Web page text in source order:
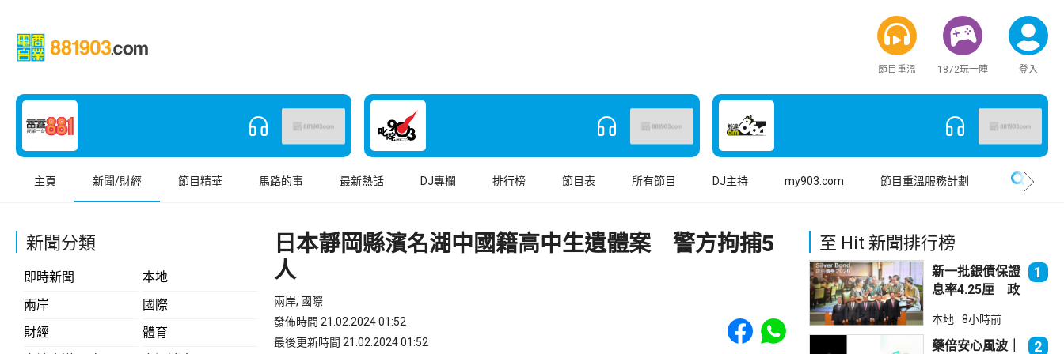
節目重溫 1872玩一陣 登入
主頁 新聞/財經 節目精華 馬路的事 最新熱話 DJ專欄 排行榜 節目表 所有節目 DJ主持 my903.com 節目重溫服務計劃
新聞分類
即時新聞
本地
兩岸
國際
財經
體育
日本靜岡縣濱名湖中國籍高中生遺體案 警方拘捕5
人
兩岸, 國際
發佈時間 21.02.2024 01:52
最後更新時間 21.02.2024 01:52
Share to Facebook
Share to WhatsApp
至 Hit 新聞排行榜
新一批銀債保證
息率4.25厘 政
吸引力
1
本地 8小時前
藥倍安心風波｜ 2